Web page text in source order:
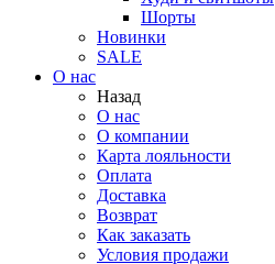
Шорты
Новинки
SALE
О нас
Назад
О нас
О компании
Карта лояльности
Оплата
Доставка
Возврат
Как заказать
Условия продажи